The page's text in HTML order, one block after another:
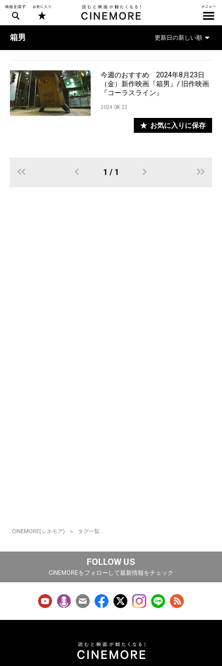
箱男
今週のおすすめ 2024年8月23日
（金）新作映画『箱男』/ 旧作映画
『コーラスライン』
2024.08.23
お気に入りに保存
1 / 1
CINEMORE(シネモア) タグ一覧
FOLLOW US
CINEMOREをフォローして最新情報をチェック